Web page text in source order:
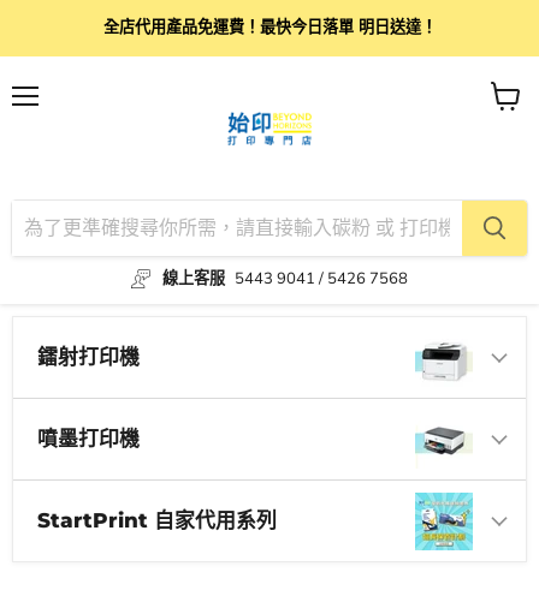
全店代用產品免運費！最快今日落單 明日送達！
線上客服 5443 9041 / 5426 7568
查
車
鐳射打印機
噴墨打印機
StartPrint 自家代用系列